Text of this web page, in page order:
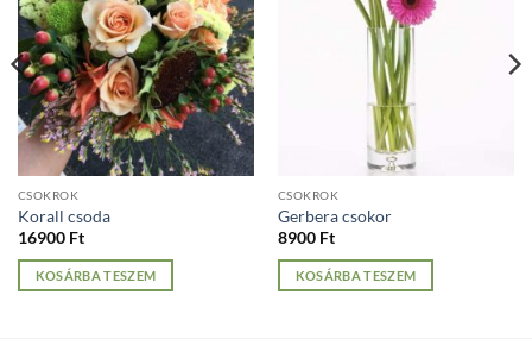
CSOKROK
Korall csoda
16900 Ft
KOSÁRBA TESZEM
CSOKROK
Gerbera csokor
8900 Ft
KOSÁRBA TESZEM